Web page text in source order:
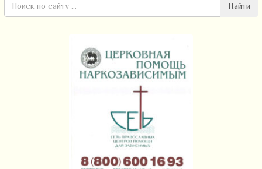
Найти